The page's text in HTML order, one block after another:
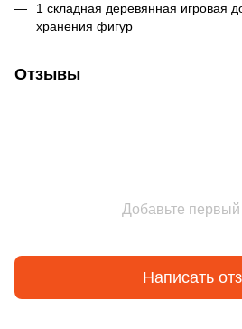
1 складная деревянная игровая
хранения фигур
Отзывы
Добавьте первый
Написать